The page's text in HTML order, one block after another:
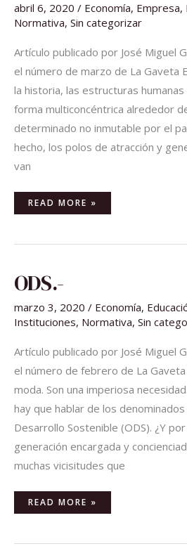
abril 6, 2020 / Economía, Empresa,
Normativa, Sin categorizar
Artículo publicado por José Miguel
el número de marzo de La Gaveta
la historia, las estructuras
forma multiconcéntrica alrededor
determinado no inmutable por el
hecho, los polos de atracción y
van
READ MORE »
ODS.-
marzo 3, 2020 / Economía,
Instituciones, Normativa, Sin
Artículo publicado por José Miguel
el número de febrero de La Gaveta
moda. Son una imperiosa
hay que hablar de los
Desarrollo Sostenible (ODS). ¿Y
generación encargada y
muchas vicisitudes que
ODS.-
READ MORE »